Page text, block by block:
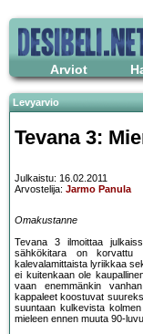
Arviot
Levyarvio
Tevana 3:
Julkaistu: 16.02.2011
Arvostelija: Jarmo Panula
Omakustanne
Tevana 3 ilmoittaa
sähkökitara on korvattu
kalevalamittaista lyriikkaa
ei kuitenkaan ole
vaan enemmänkin
kappaleet koostuvat
suuntaan kulkevista
mieleen ennen muuta 90-